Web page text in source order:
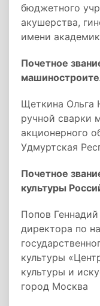
бюджетного
акушерства,
имени
Почетное
Щеткина Ольга
ручной сварки
акционерного
Удмуртская
Почетное
культуры
Попов
директора по
культуры
культуры и
город Москва